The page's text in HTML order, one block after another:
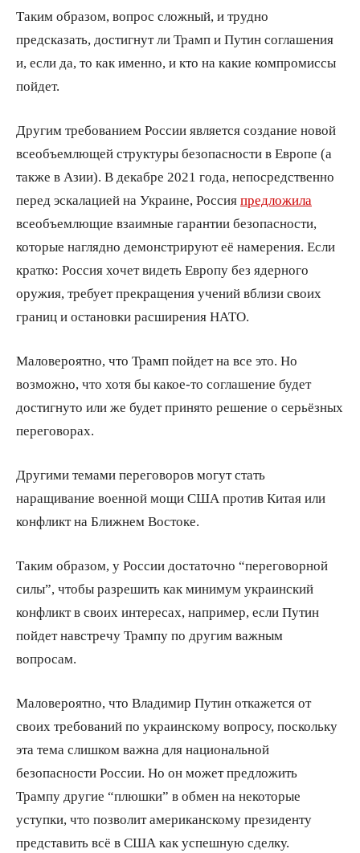
Таким образом, вопрос сложный, и трудно
предсказать, достигнут ли Трамп и Путин соглашения
и, если да, то как именно, и кто на какие компромиссы
пойдет.
Другим требованием России является создание новой
всеобъемлющей структуры безопасности в Европе (а
также в Азии). В декабре 2021 года, непосредственно
перед эскалацией на Украине, Россия предложила
всеобъемлющие взаимные гарантии безопасности,
которые наглядно демонстрируют её намерения. Если
кратко: Россия хочет видеть Европу без ядерного
оружия, требует прекращения учений вблизи своих
границ и остановки расширения НАТО.
Маловероятно, что Трамп пойдет на все это. Но
возможно, что хотя бы какое-то соглашение будет
достигнуто или же будет принято решение о серьёзных
переговорах.
Другими темами переговоров могут стать
наращивание военной мощи США против Китая или
конфликт на Ближнем Востоке.
Таким образом, у России достаточно “переговорной
силы”, чтобы разрешить как минимум украинский
конфликт в своих интересах, например, если Путин
пойдет навстречу Трампу по другим важным
вопросам.
Маловероятно, что Владимир Путин откажется от
своих требований по украинскому вопросу, поскольку
эта тема слишком важна для национальной
безопасности России. Но он может предложить
Трампу другие “плюшки” в обмен на некоторые
уступки, что позволит американскому президенту
представить всё в США как успешную сделку.